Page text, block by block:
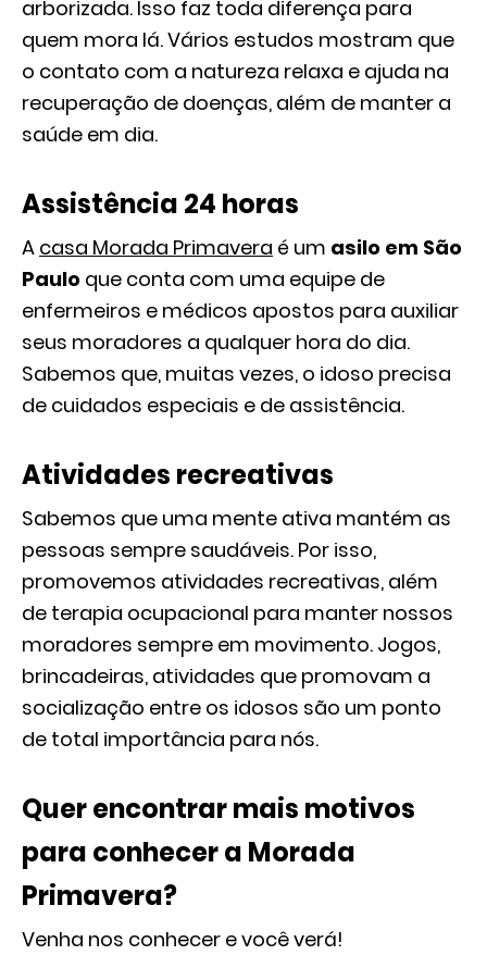
arborizada. Isso faz toda diferença para
quem mora lá. Vários estudos mostram que
o contato com a natureza relaxa e ajuda na
recuperação de doenças, além de manter a
saúde em dia.
Assistência 24 horas
A casa Morada Primavera é um asilo em São
Paulo que conta com uma equipe de
enfermeiros e médicos apostos para auxiliar
seus moradores a qualquer hora do dia.
Sabemos que, muitas vezes, o idoso precisa
de cuidados especiais e de assistência.
Atividades recreativas
Sabemos que uma mente ativa mantém as
pessoas sempre saudáveis. Por isso,
promovemos atividades recreativas, além
de terapia ocupacional para manter nossos
moradores sempre em movimento. Jogos,
brincadeiras, atividades que promovam a
socialização entre os idosos são um ponto
de total importância para nós.
Quer encontrar mais motivos
para conhecer a Morada
Primavera?
Venha nos conhecer e você verá!